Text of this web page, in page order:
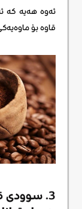
ئەوە هەیە کە
قاوە بۆ
3. سوودی